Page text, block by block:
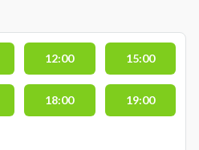
12:00 15:00
18:00 19:00